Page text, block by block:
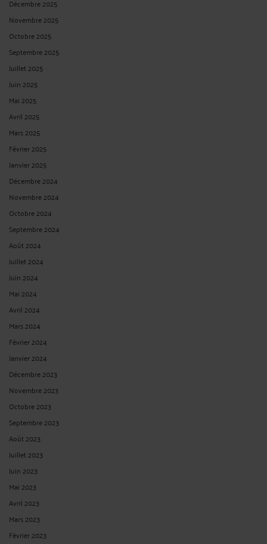
Décembre 2025
Novembre 2025
Octobre 2025
Septembre 2025
Juillet 2025
Juin 2025
Mai 2025
Avril 2025
Mars 2025
Février 2025
Janvier 2025
Décembre 2024
Novembre 2024
Octobre 2024
Septembre 2024
Août 2024
Juillet 2024
Juin 2024
Mai 2024
Avril 2024
Mars 2024
Février 2024
Janvier 2024
Décembre 2023
Novembre 2023
Octobre 2023
Septembre 2023
Août 2023
Juillet 2023
Juin 2023
Mai 2023
Avril 2023
Mars 2023
Février 2023